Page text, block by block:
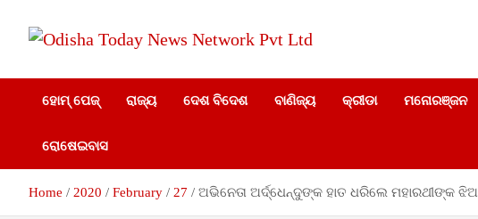
content
Odisha Today News
Network Pvt Ltd
Odisha Today
ହୋମ୍ ପେଜ୍ ରାଜ୍ୟ ଦେଶ ବିଦେଶ ବାଣିଜ୍ୟ କ୍ରୀଡା ମନୋରଞ୍ଜନ
ରୋଷେଇବାସ
Home 2020 February 27 ଅଭିନେତା ଅର୍ଦ୍ଧେନ୍ଦୁଙ୍କ ହାତ ଧରିଲେ ମହାରଥୀଙ୍କ ଝିଅ